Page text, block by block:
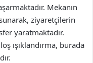
Mekanın
ziyaretçilerin
yaratmaktadır.
ışıklandırma, burada